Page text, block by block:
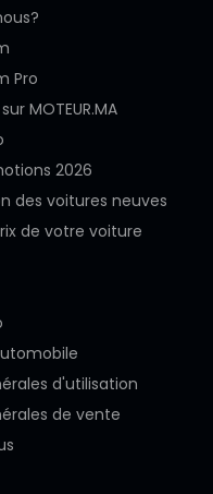
Pro
MOTEUR.MA
2026
des voitures neuves
de votre voiture
d'utilisation
de vente